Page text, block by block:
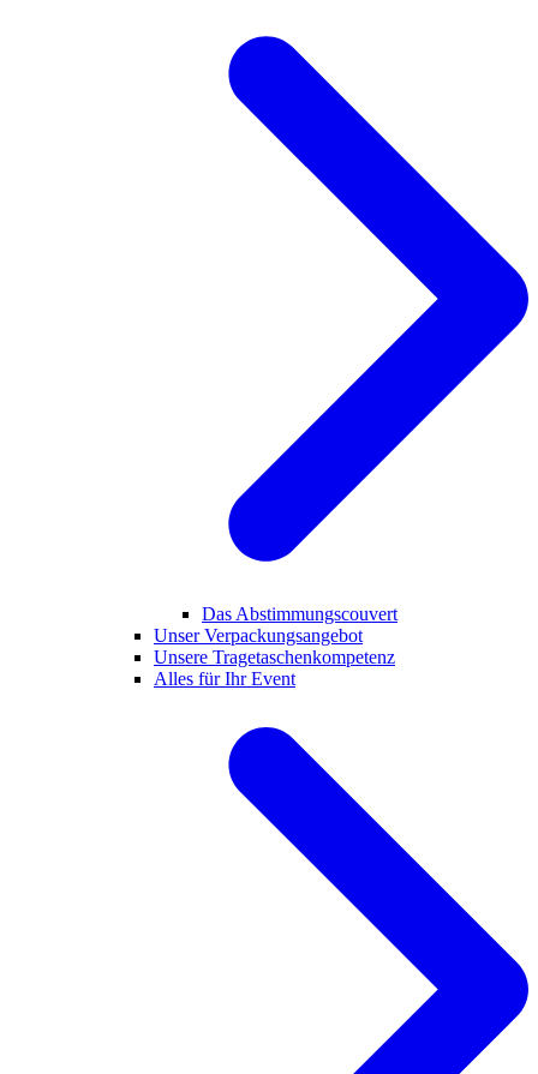
Das Abstimmungscouvert
Unser Verpackungsangebot
Unsere Tragetaschenkompetenz
Alles für Ihr Event